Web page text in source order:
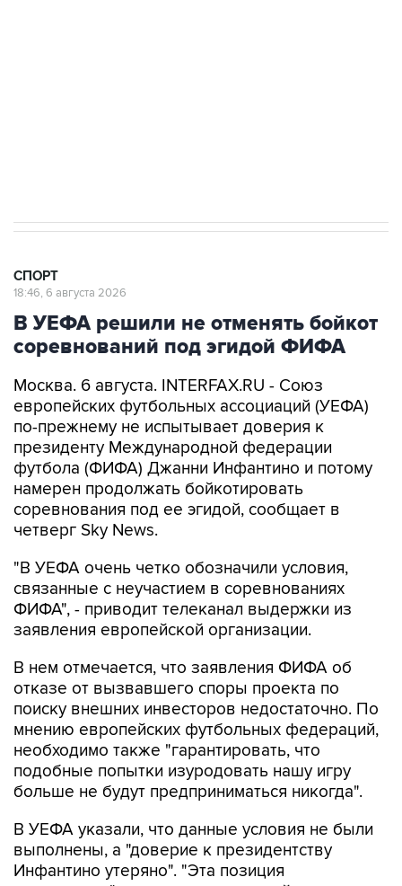
СПОРТ
18:46, 6 августа 2026
В УЕФА решили не отменять бойкот
соревнований под эгидой ФИФА
Москва. 6 августа. INTERFAX.RU - Союз
европейских футбольных ассоциаций (УЕФА)
по-прежнему не испытывает доверия к
президенту Международной федерации
футбола (ФИФА) Джанни Инфантино и потому
намерен продолжать бойкотировать
соревнования под ее эгидой, сообщает в
четверг Sky News.
"В УЕФА очень четко обозначили условия,
связанные с неучастием в соревнованиях
ФИФА", - приводит телеканал выдержки из
заявления европейской организации.
В нем отмечается, что заявления ФИФА об
отказе от вызвавшего споры проекта по
поиску внешних инвесторов недостаточно. По
мнению европейских футбольных федераций,
необходимо также "гарантировать, что
подобные попытки изуродовать нашу игру
больше не будут предприниматься никогда".
В УЕФА указали, что данные условия не были
выполнены, а "доверие к президентству
Инфантино утеряно". "Эта позиция